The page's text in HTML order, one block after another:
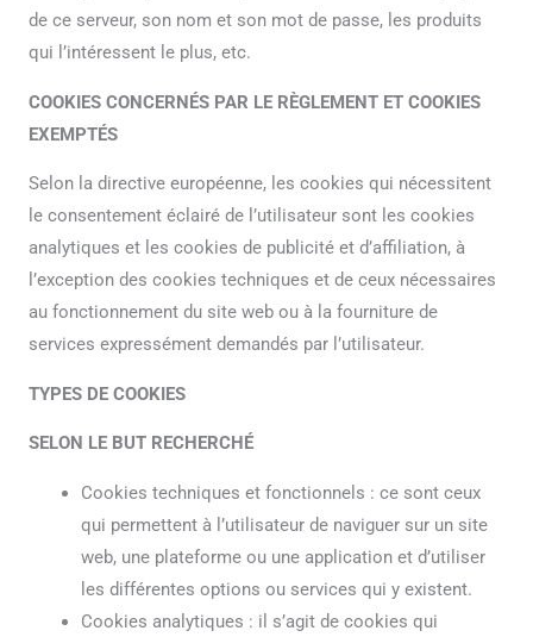
de ce serveur, son nom et son mot de passe, les produits
qui l’intéressent le plus, etc.
COOKIES CONCERNÉS PAR LE RÈGLEMENT ET COOKIES
EXEMPTÉS
Selon la directive européenne, les cookies qui nécessitent
le consentement éclairé de l’utilisateur sont les cookies
analytiques et les cookies de publicité et d’affiliation, à
l’exception des cookies techniques et de ceux nécessaires
au fonctionnement du site web ou à la fourniture de
services expressément demandés par l’utilisateur.
TYPES DE COOKIES
SELON LE BUT RECHERCHÉ
Cookies techniques et fonctionnels : ce sont ceux
qui permettent à l’utilisateur de naviguer sur un site
web, une plateforme ou une application et d’utiliser
les différentes options ou services qui y existent.
Cookies analytiques : il s’agit de cookies qui